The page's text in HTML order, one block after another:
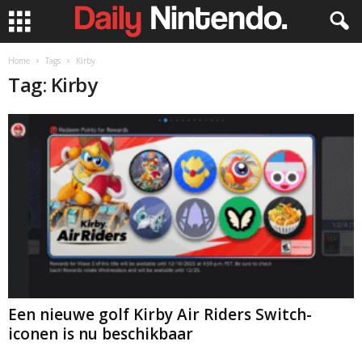
Home Tags Kirby
Tag: Kirby
Een nieuwe golf Kirby Air Riders Switch-
iconen is nu beschikbaar